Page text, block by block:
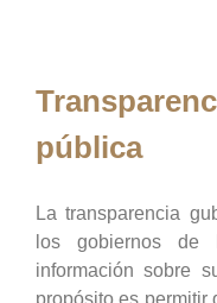
pública
La transparencia
los gobiernos de
información sobre
propósito es permitir